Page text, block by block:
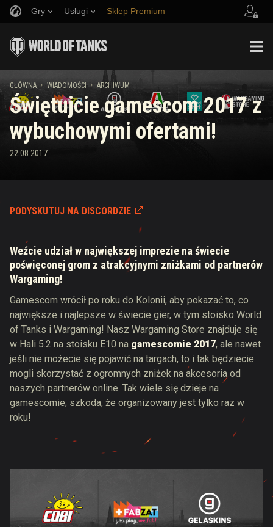
Gry Usługi Sklep Premium
Muzyka
Zasady fair play
Wargaming.net Game Center
Przewodnik po Twitch Drops
Zwerbuj znajomego
Discord
Centrum modów
Media
GŁÓWNA WIADOMOŚCI ARCHIWUM
Świętujcie gamescom 2017 z
wybuchowymi ofertami!
22.08.2017
PODYSKUTUJ NA DISCORDZIE
Weźcie udział w największej imprezie na świecie
poświęconej grom z atrakcyjnymi zniżkami od partnerów
Wargaming!
Gamescom wrócił po roku do Kolonii, aby pokazać to, co
największe i najlepsze w świecie gier, w tym stoisko World
of Tanks i Wargaming! Nasz Wargaming Store znajduje się
w Hali 5.2 na stoisku E10 na gamescomie 2017, ale nawet
jeśli nie możecie się pojawić na targach, to i tak będziecie
mogli skorzystać z ogromnych zniżek na akcesoria od
naszych partnerów online. Tak wiele się dzieje na
gamescomie; szkoda, że organizowany jest tylko raz w
roku!